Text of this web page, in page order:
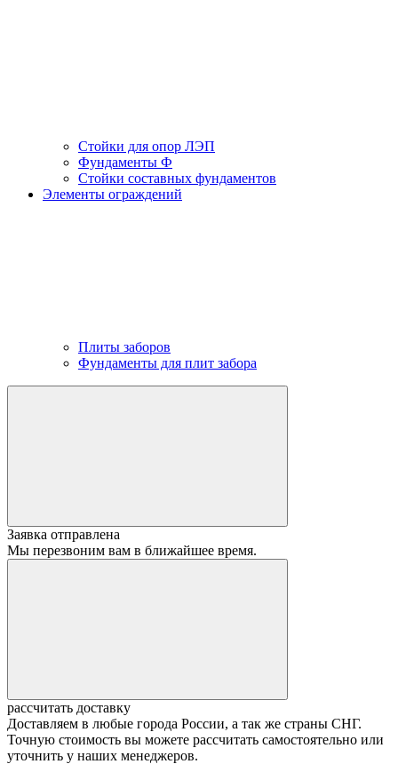
Стойки для опор ЛЭП
Фундаменты Ф
Стойки составных фундаментов
Элементы ограждений
Плиты заборов
Фундаменты для плит забора
Заявка отправлена
Мы перезвоним вам в ближайшее время.
рассчитать доставку
Доставляем в любые города России, а так же страны СНГ.
Точную стоимость вы можете рассчитать самостоятельно или
уточнить у наших менеджеров.